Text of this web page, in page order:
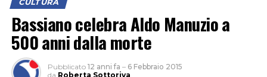
CULTURA
Bassiano celebra Aldo Manuzio a
500 anni dalla morte
Pubblicato 12 anni fa – 6 Febbraio 2015
da Roberta Sottoriva